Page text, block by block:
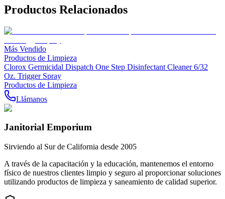
Productos Relacionados
Más Vendido
Productos de Limpieza
Clorox Germicidal Dispatch One Step Disinfectant Cleaner 6/32
Oz. Trigger Spray
Productos de Limpieza
Llámanos
Janitorial Emporium
Sirviendo al Sur de California desde 2005
A través de la capacitación y la educación, mantenemos el entorno
físico de nuestros clientes limpio y seguro al proporcionar soluciones
utilizando productos de limpieza y saneamiento de calidad superior.